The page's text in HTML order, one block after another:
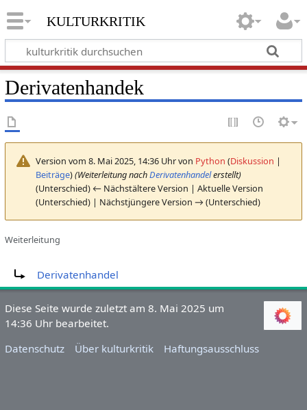
kulturkritik
Derivatenhandek
Version vom 8. Mai 2025, 14:36 Uhr von Python (Diskussion |
Beiträge)(Weiterleitung nachDerivatenhandelerstellt)
(Unterschied) ← Nächstältere Version | Aktuelle Version
(Unterschied) | Nächstjüngere Version → (Unterschied)
Weiterleitung
Derivatenhandel
Diese Seite wurde zuletzt am 8. Mai 2025 um
14:36 Uhr bearbeitet.
Datenschutz
Über kulturkritik Haftungsausschluss